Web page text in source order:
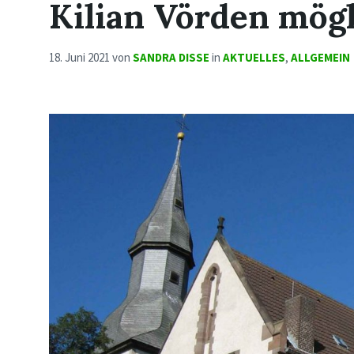
Kilian Vörden
18. Juni 2021 von SANDRA DISSE in AKTUELLES, ALLGEMEIN